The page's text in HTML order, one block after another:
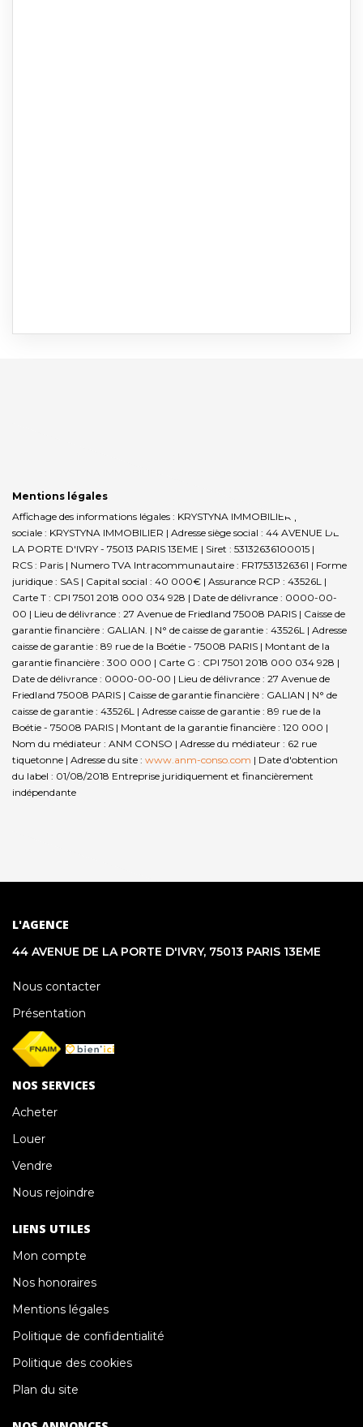
Mentions légales
Affichage des informations légales : KRYSTYNA IMMOBILIER | Raison
sociale : KRYSTYNA IMMOBILIER | Adresse siège social : 44 AVENUE DE
LA PORTE D'IVRY - 75013 PARIS 13EME | Siret : 53132636100015 |
RCS : Paris | Numero TVA Intracommunautaire : FR17531326361 | Forme
juridique : SAS | Capital social : 40 000€ | Assurance RCP : 43526L |
Carte T : CPI 7501 2018 000 034 928 | Date de délivrance : 0000-00-
00 | Lieu de délivrance : 27 Avenue de Friedland 75008 PARIS | Caisse de
garantie financière : GALIAN. | N° de caisse de garantie : 43526L | Adresse
caisse de garantie : 89 rue de la Boétie - 75008 PARIS | Montant de la
garantie financière : 300 000 | Carte G : CPI 7501 2018 000 034 928 |
Date de délivrance : 0000-00-00 | Lieu de délivrance : 27 Avenue de
Friedland 75008 PARIS | Caisse de garantie financière : GALIAN | N° de
caisse de garantie : 43526L | Adresse caisse de garantie : 89 rue de la
Boétie - 75008 PARIS | Montant de la garantie financière : 120 000 |
Nom du médiateur : ANM CONSO | Adresse du médiateur : 62 rue
tiquetonne | Adresse du site : www.anm-conso.com | Date d'obtention
du label : 01/08/2018 Entreprise juridiquement et financièrement
indépendante
L'AGENCE
44 AVENUE DE LA PORTE D'IVRY, 75013 PARIS 13EME
Nous contacter
Présentation
NOS SERVICES
Acheter
Louer
Vendre
Nous rejoindre
LIENS UTILES
Mon compte
Nos honoraires
Mentions légales
Politique de confidentialité
Politique des cookies
Plan du site